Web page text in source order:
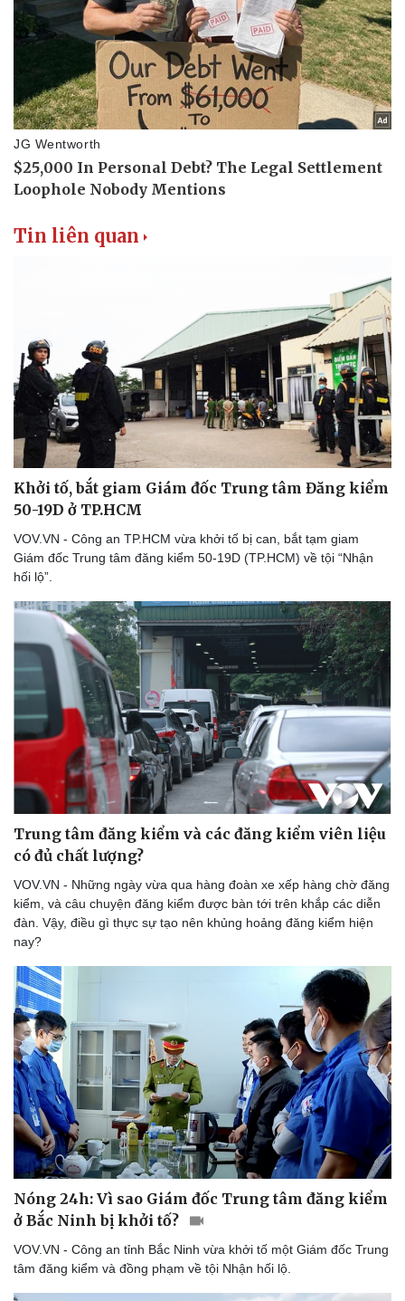
Thể thao
Bóng đá
Lịch thi đấu bóng đá
Thế giới thể thao
eSports
Hậu trường
Ô tô - Xe máy
Tư vấn
Tin liên quan
Khởi tố, bắt giam Giám đốc Trung tâm Đăng kiểm
50-19D ở TP.HCM
VOV.VN - Công an TP.HCM vừa khởi tố bị can, bắt tạm giam
Giám đốc Trung tâm đăng kiểm 50-19D (TP.HCM) về tội “Nhận
hối lộ”.
Trung tâm đăng kiểm và các đăng kiểm viên liệu
có đủ chất lượng?
VOV.VN - Những ngày vừa qua hàng đoàn xe xếp hàng chờ đăng
kiểm, và câu chuyện đăng kiểm được bàn tới trên khắp các diễn
đàn. Vậy, điều gì thực sự tạo nên khủng hoảng đăng kiểm hiện
nay?
Nóng 24h: Vì sao Giám đốc Trung tâm đăng kiểm
ở Bắc Ninh bị khởi tố?
VOV.VN - Công an tỉnh Bắc Ninh vừa khởi tố một Giám đốc Trung
tâm đăng kiểm và đồng phạm về tội Nhận hối lộ.